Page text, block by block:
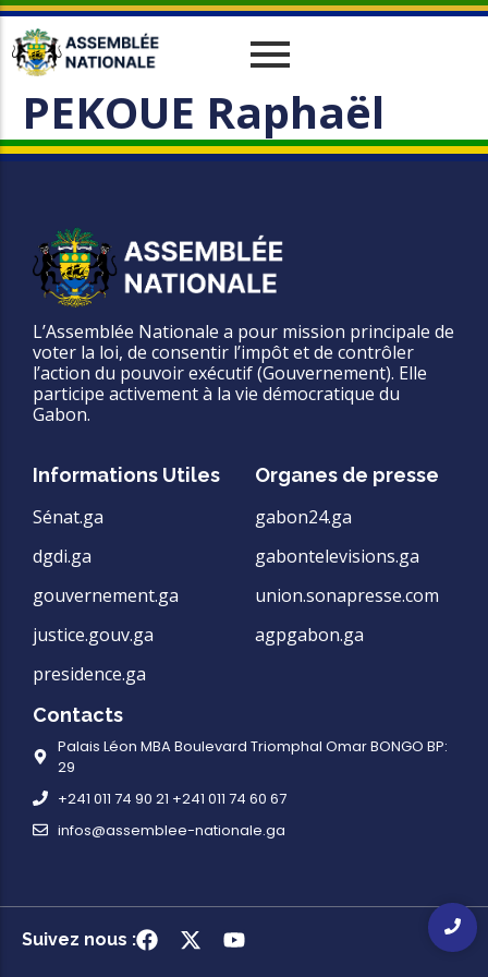
Historique
Missions
Administration
Vos Députés
Travaux
Relations Interparlementaires
Actualités
Evènements
PEKOUE Raphaël
L’Assemblée Nationale a pour mission principale de
voter la loi, de consentir l’impôt et de contrôler
l’action du pouvoir exécutif (Gouvernement). Elle
participe activement à la vie démocratique du
Gabon.
Informations Utiles
Sénat.ga
dgdi.ga
gouvernement.ga
justice.gouv.ga
presidence.ga
Organes de presse
gabon24.ga
gabontelevisions.ga
union.sonapresse.com
agpgabon.ga
Contacts
Palais Léon MBA Boulevard Triomphal Omar BONGO BP:
29
+241 011 74 90 21 +241 011 74 60 67
infos@assemblee-nationale.ga
Suivez nous :